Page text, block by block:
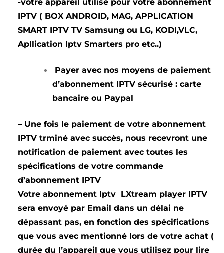
IPTV ( BOX ANDROID, MAG, APPLICATION
SMART IPTV TV Samsung ou LG, KODI,VLC,
Apllication Iptv Smarters pro etc..)
Payer avec nos moyens de paiement
d’abonnement IPTV sécurisé : carte
bancaire ou Paypal
– Une fois le paiement de votre abonnement
IPTV trminé avec succès, nous recevront une
notification de paiement avec toutes les
spécifications de votre commande
d’abonnement IPTV
Votre abonnement Iptv LXtream player IPTV
sera envoyé par Email dans un délai ne
dépassant pas, en fonction des spécifications
que vous avec mentionné lors de votre achat (
durée du l’appareil que vous utilisez pour lire